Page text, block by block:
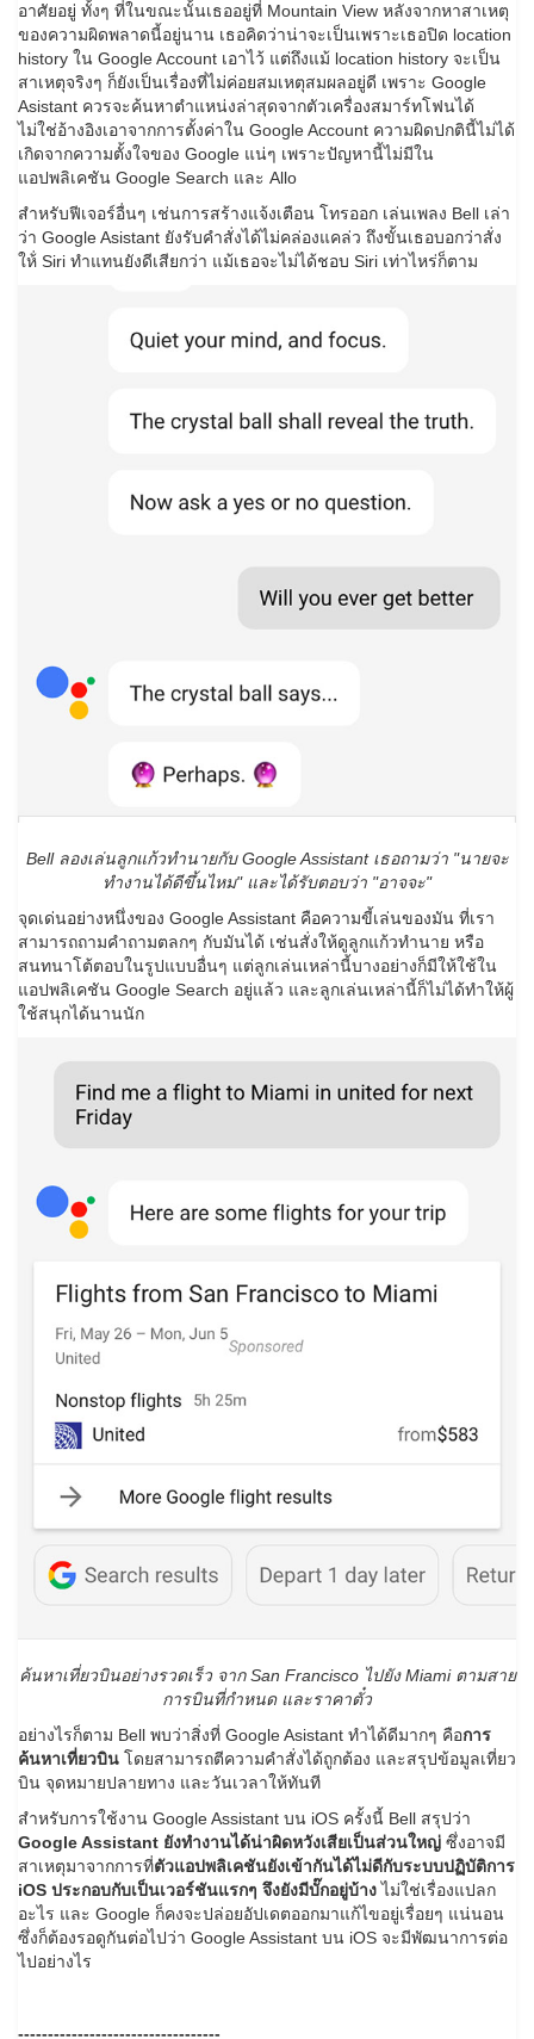
อาศัยอยู่ ทั้งๆ ที่ในขณะนั้นเธออยู่ที่ Mountain View หลังจากหาสาเหตุ
ของความผิดพลาดนี้อยู่นาน เธอคิดว่าน่าจะเป็นเพราะเธอปิด location
history ใน Google Account เอาไว้ แต่ถึงแม้ location history จะเป็น
สาเหตุจริงๆ ก็ยังเป็นเรื่องที่ไม่ค่อยสมเหตุสมผลอยู่ดี เพราะ Google
Asistant ควรจะค้นหาตำแหน่งล่าสุดจากตัวเครื่องสมาร์ทโฟนได้
ไม่ใช่อ้างอิงเอาจากการตั้งค่าใน Google Account ความผิดปกตินี้ไม่ได้
เกิดจากความตั้งใจของ Google แน่ๆ เพราะปัญหานี้ไม่มีใน
แอปพลิเคชัน Google Search และ Allo
สำหรับฟีเจอร์อื่นๆ เช่นการสร้างแจ้งเตือน โทรออก เล่นเพลง Bell เล่า
ว่า Google Asistant ยังรับคำสั่งได้ไม่คล่องแคล่ว ถึงขั้นเธอบอกว่าสั่ง
ให้่ Siri ทำแทนยังดีเสียกว่า แม้เธอจะไม่ได้ชอบ Siri เท่าไหร่ก็ตาม
Bell ลองเล่นลูกแก้วทำนายกับ Google Assistant เธอถามว่า "นายจะ
ทำงานได้ดีขึ้นไหม" และได้รับตอบว่า "อาจจะ"
จุดเด่นอย่างหนึ่งของ Google Assistant คือความขี้เล่นของมัน ที่เรา
สามารถถามคำถามตลกๆ กับมันได้ เช่นสั่งให้ดูลูกแก้วทำนาย หรือ
สนทนาโต้ตอบในรูปแบบอื่นๆ แต่ลูกเล่นเหล่านี้บางอย่างก็มีให้ใช้ใน
แอปพลิเคชัน Google Search อยู่แล้ว และลูกเล่นเหล่านี้ก็ไม่ได้ทำให้ผู้
ใช้สนุกได้นานนัก
ค้นหาเที่ยวบินอย่างรวดเร็ว จาก San Francisco ไปยัง Miami ตามสาย
การบินที่กำหนด และราคาตั๋ว
อย่างไรก็ตาม Bell พบว่าสิ่งที่ Google Asistant ทำได้ดีมากๆ คือการ
ค้นหาเที่ยวบิน โดยสามารถตีความคำสั่งได้ถูกต้อง และสรุปข้อมูลเที่ยว
บิน จุดหมายปลายทาง และวันเวลาให้ทันที
สำหรับการใช้งาน Google Assistant บน iOS ครั้งนี้ Bell สรุปว่า
Google Assistant ยังทำงานได้น่าผิดหวังเสียเป็นส่วนใหญ่ ซึ่งอาจมี
สาเหตุมาจากการที่ตัวแอปพลิเคชันยังเข้ากันได้ไม่ดีกับระบบปฏิบัติการ
iOS ประกอบกับเป็นเวอร์ชันแรกๆ จึงยังมีบั๊กอยู่บ้างไม่ใช่เรื่องแปลก
อะไร และ Google ก็คงจะปล่อยอัปเดตออกมาแก้ไขอยู่เรื่อยๆ แน่นอน
ซึ่งก็ต้องรอดูกันต่อไปว่า Google Assistant บน iOS จะมีพัฒนาการต่อ
ไปอย่างไร
----------------------------------